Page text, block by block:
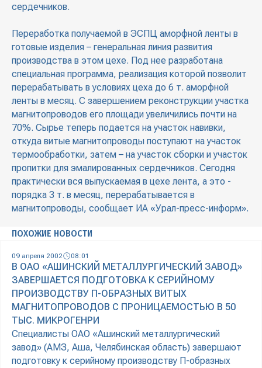
сердечников.
Переработка получаемой в ЭСПЦ аморфной ленты в
готовые изделия – генеральная линия развития
производства в этом цехе. Под нее разработана
специальная программа, реализация которой позволит
перерабатывать в условиях цеха до 6 т. аморфной
ленты в месяц. С завершением реконструкции участка
магнитопроводов его площади увеличились почти на
70%. Сырье теперь подается на участок навивки,
откуда витые магнитопроводы поступают на участок
термообработки, затем – на участок сборки и участок
пропитки для эмалированных сердечников. Сегодня
практически вся выпускаемая в цехе лента, а это -
порядка 3 т. в месяц, перерабатывается в
магнитопроводы, сообщает ИА «Урал-пресс-информ».
ПОХОЖИЕ НОВОСТИ
09 апреля 2002 08:01
В ОАО «АШИНСКИЙ МЕТАЛЛУРГИЧЕСКИЙ ЗАВОД»
ЗАВЕРШАЕТСЯ ПОДГОТОВКА К СЕРИЙНОМУ
ПРОИЗВОДСТВУ П-ОБРАЗНЫХ ВИТЫХ
МАГНИТОПРОВОДОВ С ПРОНИЦАЕМОСТЬЮ В 50
ТЫС. МИКРОГЕНРИ
Специалисты ОАО «Ашинский металлургический
завод» (АМЗ, Аша, Челябинская область) завершают
подготовку к серийному производству П-образных